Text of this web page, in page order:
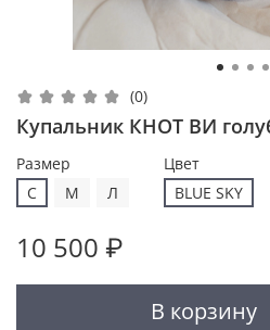
(0)
Купальник КНОТ ВИ
Размер
С
M Л
Цвет
BLUE SKY
10 500 ₽
В корзину